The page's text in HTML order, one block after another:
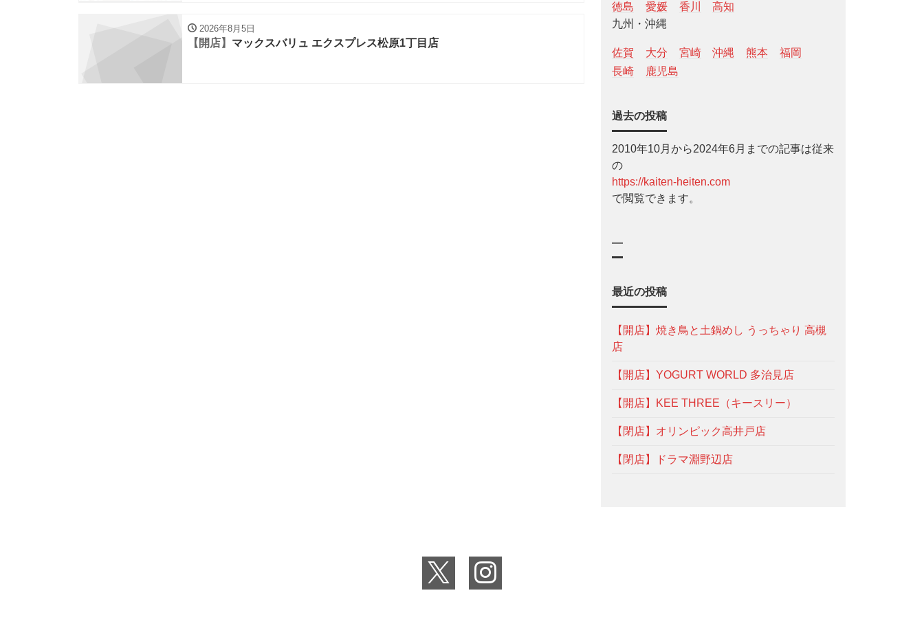
2026年8月5日
【開店】 マックスバリュ エクスプレス松原1丁目店
徳島 愛媛 香川
高知
九州・沖縄
佐賀 大分 宮崎 沖縄 熊本
福岡
長崎
鹿児島
過去の投稿
2010年10月から2024年6月までの記事は従来
の
https://kaiten-heiten.com
で閲覧できます。
—
最近の投稿
【開店】焼き鳥と土鍋めし うっちゃり 高槻
店
【開店】YOGURT WORLD 多治見店
【開店】KEE THREE（キースリー）
【閉店】オリンピック高井戸店
【閉店】ドラマ淵野辺店